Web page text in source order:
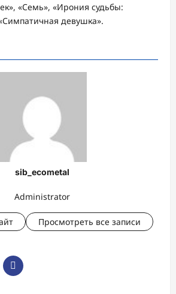
«Семь», «Ирония судьбы:
девушка».
sib_ecometal
Administrator
Просмотреть все записи